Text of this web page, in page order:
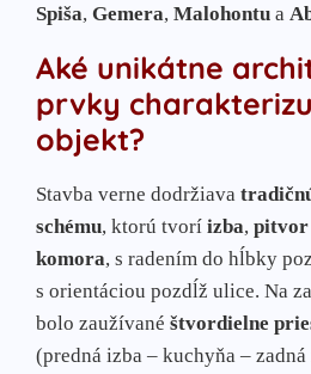
Spiša, Gemera, Malohontu a
Aké unikátne
prvky
objekt?
Stavba verne dodržiava
schému, ktorú tvorí izba, pitvor
komora, s radením do hĺbky
s orientáciou pozdĺž ulice. Na
bolo zaužívané štvordielne
(predná izba – kuchyňa –